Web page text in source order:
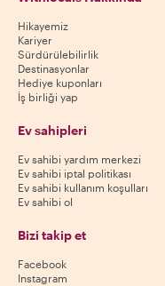
Hikayemiz
Kariyer
Sürdürülebilirlik
Destinasyonlar
Hediye kuponları
İş birliği yap
Ev sahipleri
Ev sahibi yardım merkezi
Ev sahibi iptal politikası
Ev sahibi kullanım koşulları
Ev sahibi ol
Bizi takip et
Facebook
Instagram